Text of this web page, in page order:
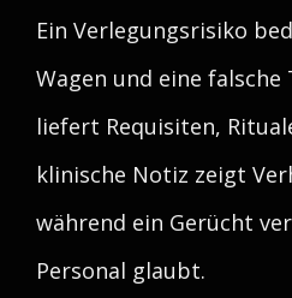
Ein Verlegungsrisiko
Wagen und eine falsche
liefert Requisiten,
klinische Notiz zeigt
während ein Gerücht
Personal glaubt.